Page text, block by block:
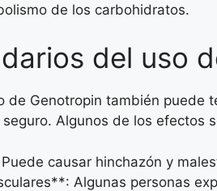
de los carbohidratos.
del uso
de Genotropin también
Algunos de los efectos
causar hinchazón y
Algunas personas